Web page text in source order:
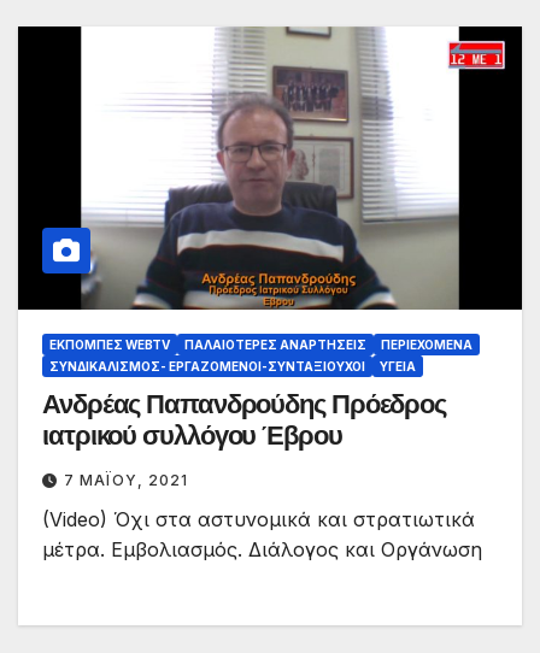
ΕΚΠΟΜΠΈΣ WEBTV ΠΑΛΑΙΟΤΕΡΕΣ ΑΝΑΡΤΗΣΕΙΣ
ΠΕΡΙΕΧΌΜΕΝΑ
ΣΥΝΔΙΚΑΛΙΣΜΌΣ- ΕΡΓΑΖΌΜΕΝΟΙ-ΣΥΝΤΑΞΙΟΎΧΟΙ
ΥΓΕΊΑ
Ανδρέας Παπανδρούδης Πρόεδρος
ιατρικού συλλόγου Έβρου
7 ΜΑΪ́ΟΥ, 2021
(Video) Όχι στα αστυνομικά και στρατιωτικά
μέτρα. Εμβολιασμός. Διάλογος και Οργάνωση